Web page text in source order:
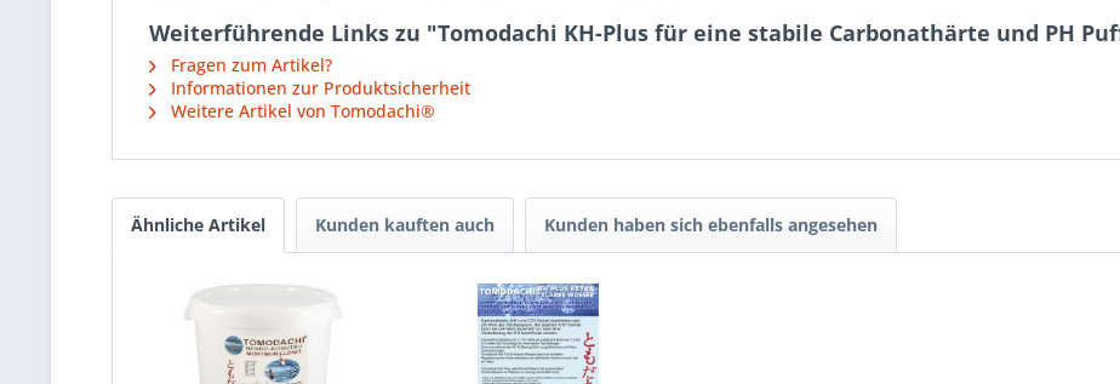
Weiterführende Links zu "Tomodachi KH-Plus für eine stabile Carbonathärte und PH
Fragen zum Artikel?
Informationen zur Produktsicherheit
Weitere Artikel von Tomodachi®
Ähnliche Artikel Kunden kauften auch Kunden haben sich ebenfalls angesehen